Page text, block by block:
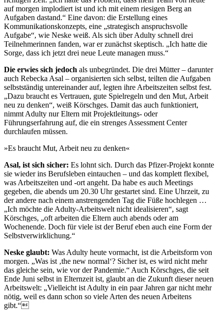
auf morgen implodiert ist und ich mit einem riesigen Berg an
Aufgaben dastand.“ Eine davon: die Erstellung eines
Kommunikationskonzepts, eine „strategisch anspruchsvolle
Aufgabe“, wie Neske weiß. Als sich über Adulty schnell drei
Teilnehmerinnen fanden, war er zunächst skeptisch. „Ich hatte die
Sorge, dass ich jetzt drei neue Leute managen muss.“
Die erwies sich jedoch als unbegründet. Die drei Mütter – darunter
auch Rebecka Asal – organisierten sich selbst, teilten die Aufgaben
selbstständig untereinander auf, legten ihre Arbeitszeiten selbst fest.
„Dazu braucht es Vertrauen, gute Spielregeln und den Mut, Arbeit
neu zu denken“, weiß Körschges. Damit das auch funktioniert,
nimmt Adulty nur Eltern mit Projektleitungs- oder
Führungserfahrung auf, die ein strenges Assessment Center
durchlaufen müssen.
»Es braucht Mut, Arbeit neu zu denken«
Asal, ist sich sicher: Es lohnt sich. Durch das Pfizer-Projekt konnte
sie wieder ins Berufsleben eintauchen – und das komplett flexibel,
was Arbeitszeiten und -ort angeht. Da habe es auch Meetings
gegeben, die abends um 20.30 Uhr gestartet sind. Eine Uhrzeit, zu
der andere nach einem anstrengenden Tag die Füße hochlegen …
„Ich möchte die Adulty-Arbeitswelt nicht idealisieren“, sagt
Körschges, „oft arbeiten die Eltern auch abends oder am
Wochenende. Doch für viele ist der Beruf eben auch eine Form der
Selbstverwirklichung.“
Neske glaubt: Was Adulty heute vormacht, ist die Arbeitsform von
morgen. „Was ist ‚the new normal‘? Sicher ist, es wird nicht mehr
das gleiche sein, wie vor der Pandemie.“ Auch Körschges, die seit
Ende Juni selbst in Elternzeit ist, glaubt an die Zukunft dieser neuen
Arbeitswelt: „Vielleicht ist Adulty in ein paar Jahren gar nicht mehr
nötig, weil es dann schon so viele Arten des neuen Arbeitens
gibt.“